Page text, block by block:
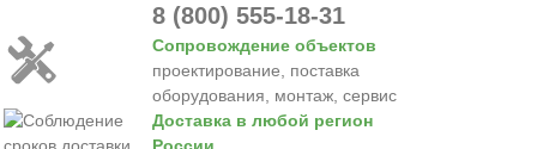
8 (800) 555-18-31
Сопровождение объектов
проектирование, поставка
оборудования, монтаж, сервис
Доставка в любой регион